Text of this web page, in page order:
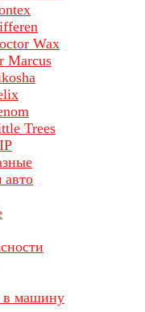
Wax
Marcus
Trees
авто
в машину